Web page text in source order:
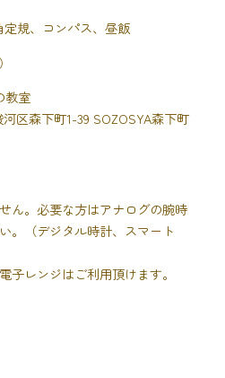
規、コンパス、昼飯
教室
区森下町1-39 SOZOSYA森下町
ん。必要な方はアナログの腕時
。（デジタル時計、スマート
子レンジはご利用頂けます。